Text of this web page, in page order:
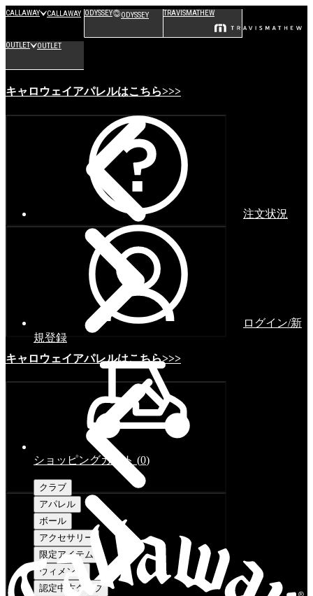
CALLAWAY CALLAWAY ODYSSEY ODYSSEY TRAVISMATHEW
OUTLET OUTLET
キャロウェイアパレルはこちら>>>
キャロウェイアパレルはこちら>>>
注文状況
ログイン/新
規登録
ショッピングカート (0)
クラブ
アパレル
ボール
アクセサリー
限定アイテム
ウィメンズ
認定中古クラブ